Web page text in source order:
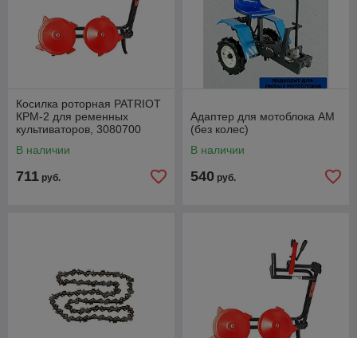
Косилка роторная PATRIOT
КРМ-2 для ременных
культиваторов, 3080700
В наличии
711 руб.
Адаптер для мотоблока АМ
(без колес)
В наличии
540 руб.